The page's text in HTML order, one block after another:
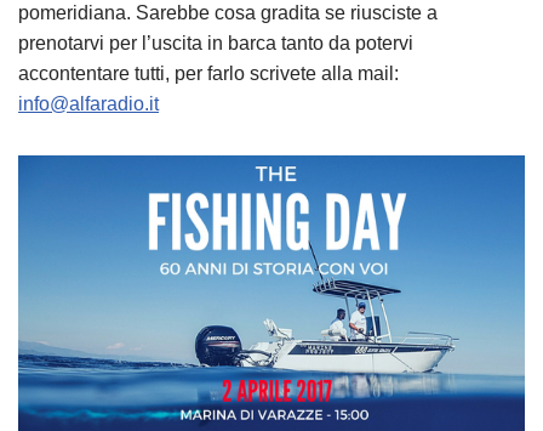
pomeridiana. Sarebbe cosa gradita se riusciste a
prenotarvi per l’uscita in barca tanto da potervi
accontentare tutti, per farlo scrivete alla mail:
info@alfaradio.it